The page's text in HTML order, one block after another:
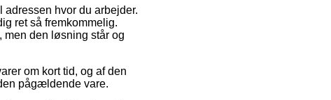
hvor du arbejder.
ret så fremkommelig.
den løsning står og
om kort tid, og af den
pågældende vare.